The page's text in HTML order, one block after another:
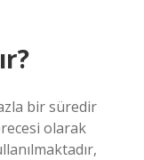
bir süredir
olarak